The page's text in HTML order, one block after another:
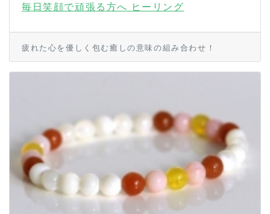
毎日笑顔で頑張る方へ ヒーリング
疲れた心を優しく包む癒しの意味の組み合わせ！